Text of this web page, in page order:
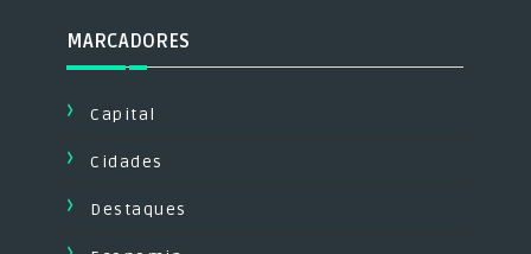
MARCADORES
Capital
Cidades
Destaques